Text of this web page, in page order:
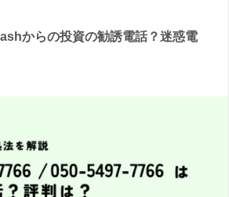
からの投資の勧誘電話？迷惑電